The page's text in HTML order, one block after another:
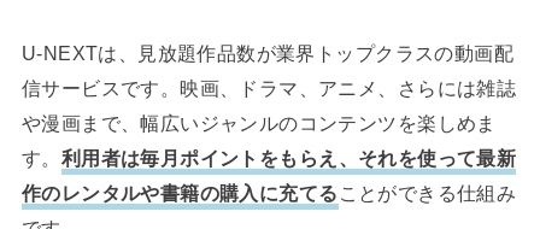
U-NEXTは、見放題作品数が業界トップクラスの動画配
信サービスです。映画、ドラマ、アニメ、さらには雑誌
や漫画まで、幅広いジャンルのコンテンツを楽しめま
す。 利用者は毎月ポイントをもらえ、それを使って最新
作のレンタルや書籍の購入に充てる ことができる仕組み